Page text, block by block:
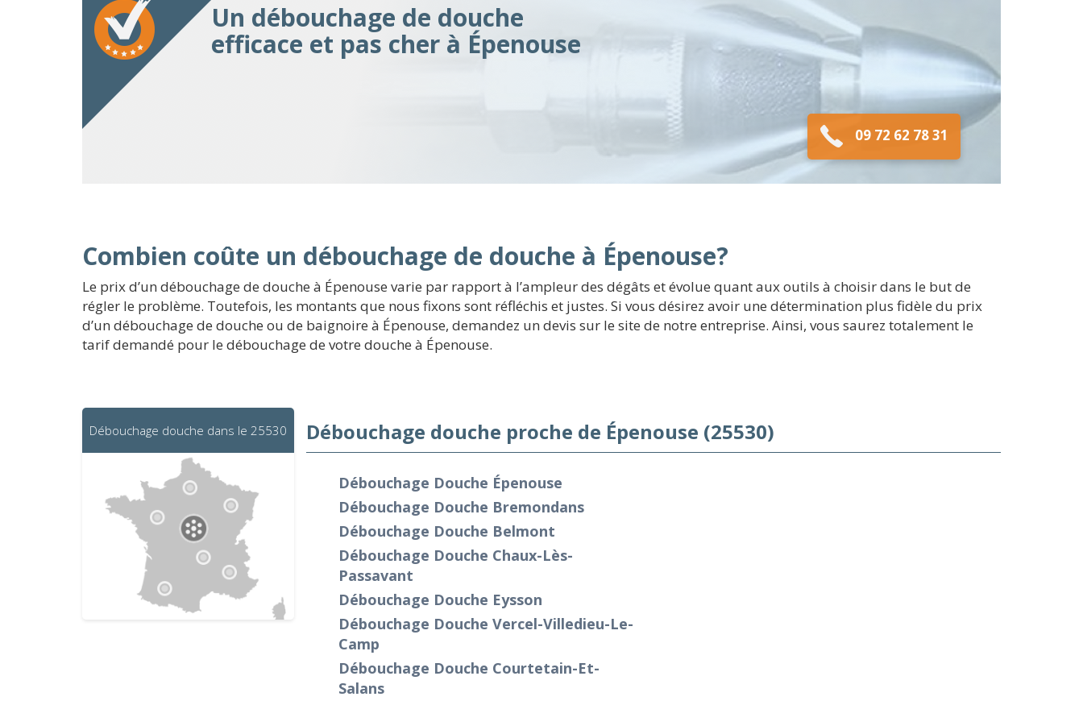
Un débouchage de douche
efficace et pas cher à Épenouse
09 72 62 78 31
Combien coûte un débouchage de douche à Épenouse?
Le prix d’un débouchage de douche à Épenouse varie par rapport à l’ampleur des dégâts et évolue quant aux outils à choisir dans le but de
régler le problème. Toutefois, les montants que nous fixons sont réfléchis et justes. Si vous désirez avoir une détermination plus fidèle du prix
d’un débouchage de douche ou de baignoire à Épenouse, demandez un devis sur le site de notre entreprise. Ainsi, vous saurez totalement le
tarif demandé pour le débouchage de votre douche à Épenouse.
Débouchage douche dans le 25530 Débouchage douche proche de Épenouse (25530)
Débouchage Douche Épenouse
Débouchage Douche Bremondans
Débouchage Douche Belmont
Débouchage Douche Chaux-Lès-
Passavant
Débouchage Douche Eysson
Débouchage Douche Vercel-Villedieu-Le-
Camp
Débouchage Douche Courtetain-Et-
Salans